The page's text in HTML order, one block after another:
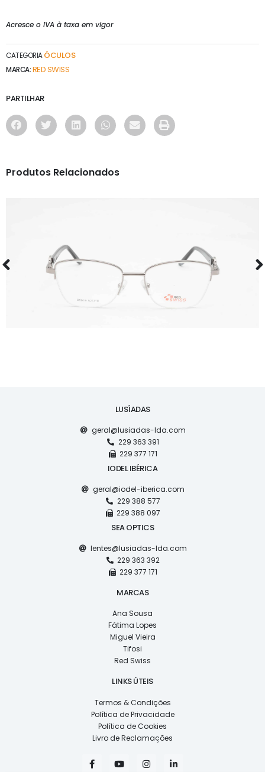
Acresce o IVA à taxa em vigor
CATEGORIA ÓCULOS
MARCA:RED SWISS
PARTILHAR
Produtos Relacionados
LUSÍADAS
geral@lusiadas-lda.com
229 363 391
229 377 171
IODEL IBÉRICA
geral@iodel-iberica.com
229 388 577
229 388 097
SEA OPTICS
lentes@lusiadas-lda.com
229 363 392
229 377 171
MARCAS
Ana Sousa
Fátima Lopes
Miguel Vieira
Tifosi
Red Swiss
LINKS ÚTEIS
Termos & Condições
Política de Privacidade
Política de Cookies
Livro de Reclamações
F
a
Y
o
I
n i